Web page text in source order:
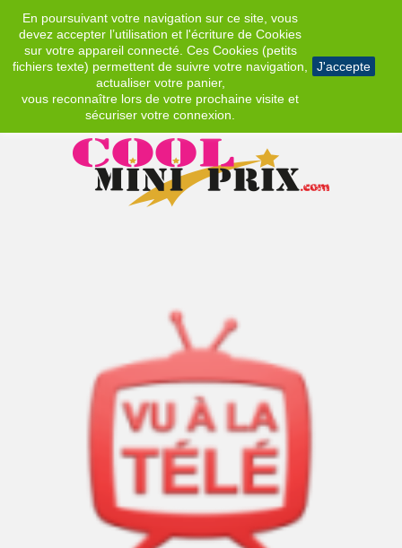
En poursuivant votre navigation sur ce site, vous
devez accepter l’utilisation et l'écriture de Cookies
sur votre appareil connecté. Ces Cookies (petits
fichiers texte) permettent de suivre votre navigation,
actualiser votre panier,
vous reconnaître lors de votre prochaine visite et
sécuriser votre connexion.
J'accepte
EUR